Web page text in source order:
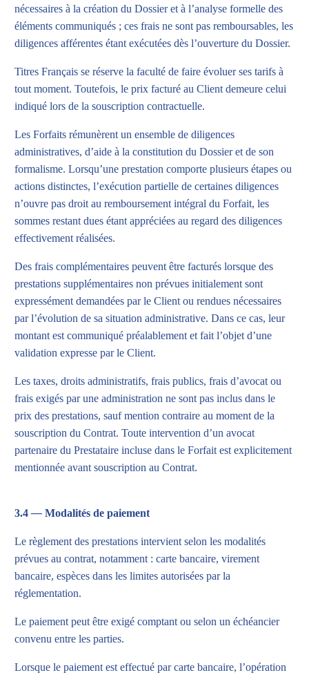
nécessaires à la création du Dossier et à l’analyse formelle des
éléments communiqués ; ces frais ne sont pas remboursables, les
diligences afférentes étant exécutées dès l’ouverture du Dossier.
Titres Français se réserve la faculté de faire évoluer ses tarifs à
tout moment. Toutefois, le prix facturé au Client demeure celui
indiqué lors de la souscription contractuelle.
Les Forfaits rémunèrent un ensemble de diligences
administratives, d’aide à la constitution du Dossier et de son
formalisme. Lorsqu’une prestation comporte plusieurs étapes ou
actions distinctes, l’exécution partielle de certaines diligences
n’ouvre pas droit au remboursement intégral du Forfait, les
sommes restant dues étant appréciées au regard des diligences
effectivement réalisées.
Des frais complémentaires peuvent être facturés lorsque des
prestations supplémentaires non prévues initialement sont
expressément demandées par le Client ou rendues nécessaires
par l’évolution de sa situation administrative. Dans ce cas, leur
montant est communiqué préalablement et fait l’objet d’une
validation expresse par le Client.
Les taxes, droits administratifs, frais publics, frais d’avocat ou
frais exigés par une administration ne sont pas inclus dans le
prix des prestations, sauf mention contraire au moment de la
souscription du Contrat. Toute intervention d’un avocat
partenaire du Prestataire incluse dans le Forfait est explicitement
mentionnée avant souscription au Contrat.
3.4—Modalités de paiement
Le règlement des prestations intervient selon les modalités
prévues au contrat, notamment : carte bancaire, virement
bancaire, espèces dans les limites autorisées par la
réglementation.
Le paiement peut être exigé comptant ou selon un échéancier
convenu entre les parties.
Lorsque le paiement est effectué par carte bancaire, l’opération